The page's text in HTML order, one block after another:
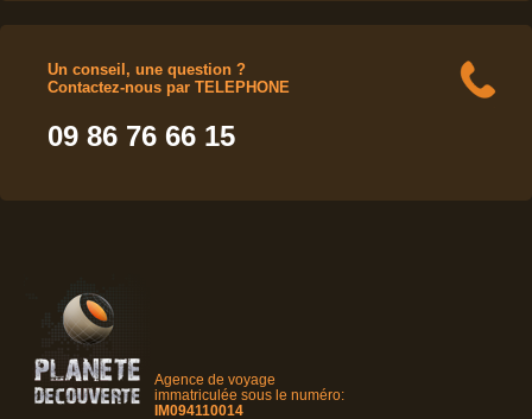
Un conseil, une question ?
Contactez-nous par TELEPHONE
09 86 76 66 15
Agence de voyage
immatriculée sous le numéro:
IM094110014